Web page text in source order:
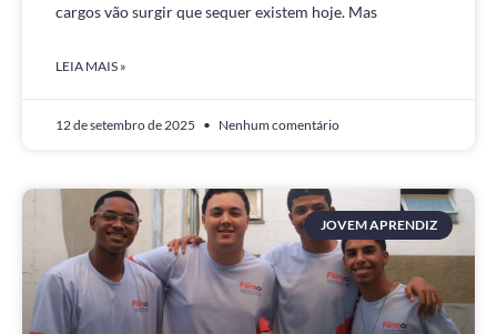
cargos vão surgir que sequer existem hoje. Mas
LEIA MAIS »
12 de setembro de 2025 Nenhum comentário
JOVEM APRENDIZ